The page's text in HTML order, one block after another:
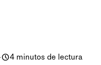
4 minutos de lectura